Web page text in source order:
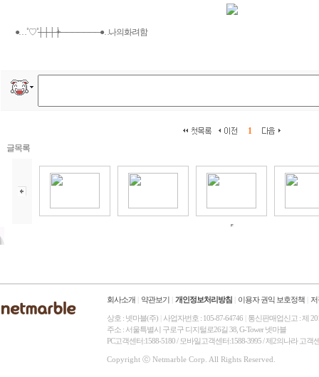
●…˚♡˚┼┼┼┼+───────●…나의화려함
1
글목록
회사소개 약관보기 개인정보처리방침 이용자 권익 보호정책
상호 : 넷마블(주) 사업자번호 : 105-87-64746
통신판매업신고 : 제
주소 : 서울특별시 구로구 디지털로26길 38, G-Tower 넷마블
PC고객센터:1588-5180 / 모바일고객센터:1588-3995 / 제2의나라 고
Copyright ⓒ Netmarble Corp. All Rights Reserved.